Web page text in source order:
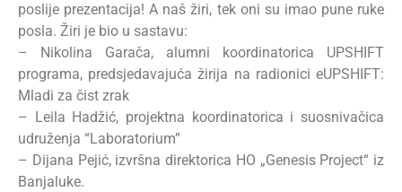
poslije prezentacija! A naš žiri, tek oni su imao pune ruke
posla. Žiri je bio u sastavu:
– Nikolina Garača, alumni koordinatorica UPSHIFT
programa, predsjedavajuća žirija na radionici eUPSHIFT:
Mladi za čist zrak
– Leila Hadžić, projektna koordinatorica i suosnivačica
udruženja “Laboratorium”
– Dijana Pejić, izvršna direktorica HO „Genesis Project“ iz
Banjaluke.